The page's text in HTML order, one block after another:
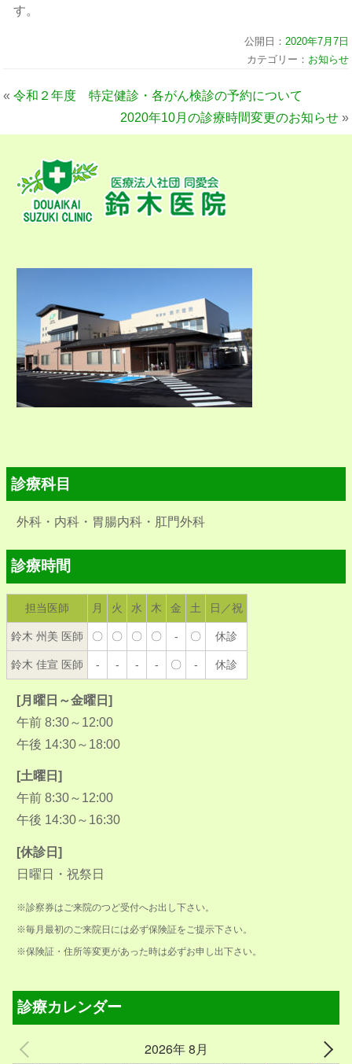
す。
公開日： 2020年7月7日
カテゴリー： お知らせ
«令和２年度 特定健診・各がん検診の予約について
2020年10月の診療時間変更のお知らせ»
診療科目
外科・内科・胃腸内科・肛門外科
診療時間
担当医師 月 火 水 木 金 土 日／祝
鈴木 州美 医師 〇 〇 〇 〇 - 〇 休診
鈴木 佳宣 医師 - - - - 〇 - 休診
[月曜日～金曜日]
午前 8:30～12:00
午後 14:30～18:00
[土曜日]
午前 8:30～12:00
午後 14:30～16:30
[休診日]
日曜日・祝祭日
※診察券はご来院のつど受付へお出し下さい。
※毎月最初のご来院日には必ず保険証をご提示下さい。
※保険証・住所等変更があった時は必ずお申し出下さい。
診療カレンダー
2026年 8月